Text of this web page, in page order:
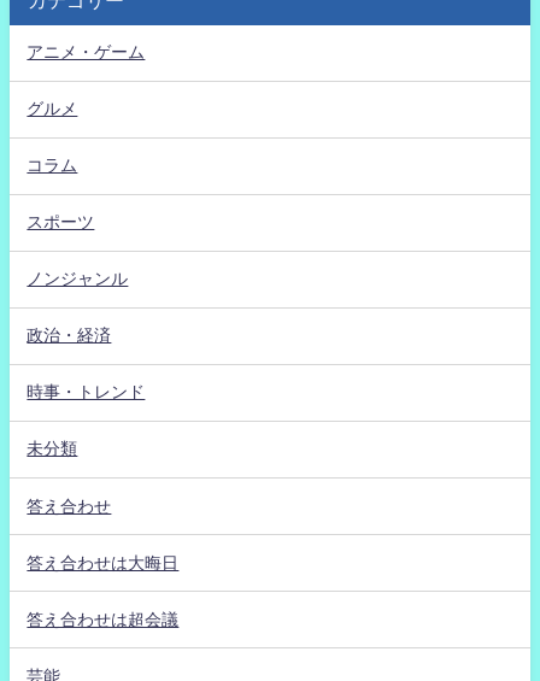
アニメ・ゲーム
グルメ
コラム
スポーツ
ノンジャンル
政治・経済
時事・トレンド
未分類
答え合わせ
答え合わせは大晦日
答え合わせは超会議
芸能